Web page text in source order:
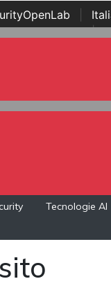
Awards |
Tecnologie AI